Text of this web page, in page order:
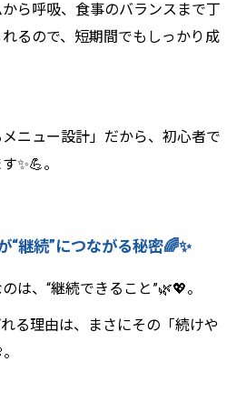
ら呼吸、食事のバランスまで丁
るので、短期間でもしっかり成
メニュー設計」だから、初心者で
✨💪。
継続”につながる秘密🌈✨
は、“継続できること”🌿💖。
る理由は、まさにその「続けや